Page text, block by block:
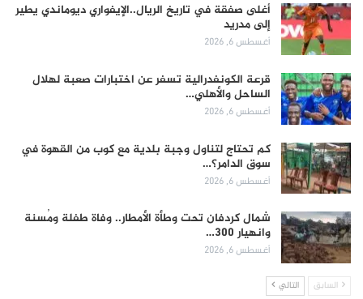
أغلى صفقة في تاريخ الريال..الإيفواري ديوماندي يطير
إلى مدريد
أغسطس 6, 2026
قرعة الكونفدرالية تسفر عن اختبارات صعبة لهلال
الساحل والأهلي…
أغسطس 6, 2026
كم تحتاج لتناول وجبة بلدية مع كوب من القهوة في
سوق الدامر؟…
أغسطس 6, 2026
شمال كردفان تحت وطأة الأمطار.. وفاة طفلة ومُسنة
وانهيار 300…
أغسطس 6, 2026
السابق التالي